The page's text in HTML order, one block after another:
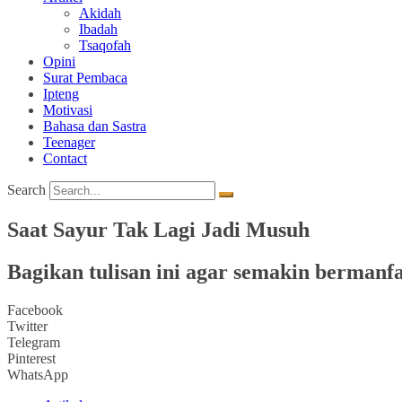
Akidah
Ibadah
Tsaqofah
Opini
Surat Pembaca
Ipteng
Motivasi
Bahasa dan Sastra
Teenager
Contact
Search
Saat Sayur Tak Lagi Jadi Musuh
Bagikan tulisan ini agar semakin
Facebook
Twitter
Telegram
Pinterest
WhatsApp